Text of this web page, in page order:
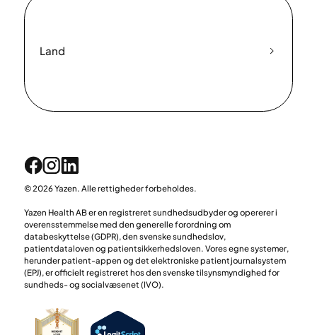
Land
© 2026 Yazen. Alle rettigheder forbeholdes.
Yazen Health AB er en registreret sundhedsudbyder og opererer i
overensstemmelse med den generelle forordning om
databeskyttelse (GDPR), den svenske sundhedslov,
patientdataloven og patientsikkerhedsloven. Vores egne systemer,
herunder patient-appen og det elektroniske patientjournalsystem
(EPJ), er officielt registreret hos den svenske tilsynsmyndighed for
sundheds- og socialvæsenet (IVO).